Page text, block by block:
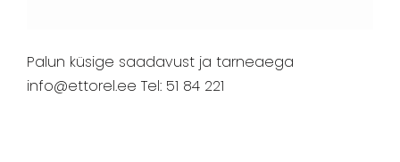
Palun küsige saadavust ja tarneaega
info@ettorel.ee Tel: 51 84 221